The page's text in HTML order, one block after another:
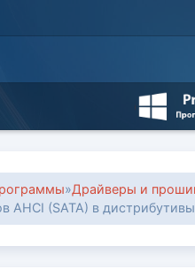
»Драйверы и
AHCI (SATA) в